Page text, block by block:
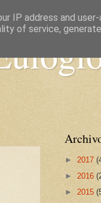
► 2017
► 2016
► 2015
IP address and
of service,